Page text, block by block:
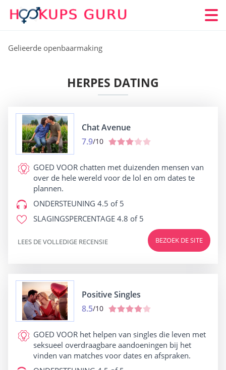
Gelieerde openbaarmaking
HERPES DATING
Chat Avenue
7.9/10
GOED VOOR chatten met duizenden mensen van
over de hele wereld voor de lol en om dates te
plannen.
ONDERSTEUNING 4.5 of 5
SLAGINGSPERCENTAGE 4.8 of 5
BEZOEK DE SITE
LEES DE VOLLEDIGE RECENSIE
Positive Singles
8.5/10
GOED VOOR het helpen van singles die leven met
seksueel overdraagbare aandoeningen bij het
vinden van matches voor dates en afspraken.